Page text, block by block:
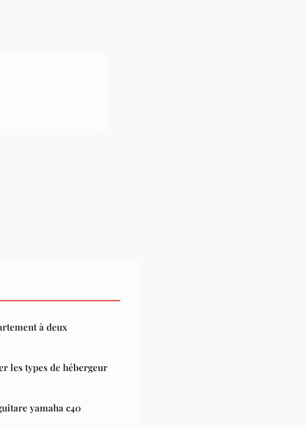
à deux
les types de hébergeur
yamaha c40